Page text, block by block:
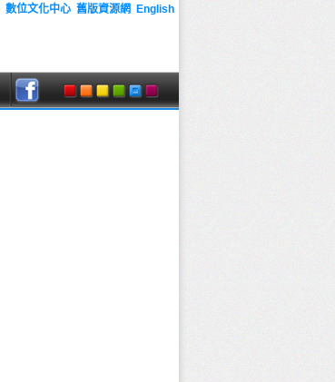
數位文化中心 舊版資源網 English